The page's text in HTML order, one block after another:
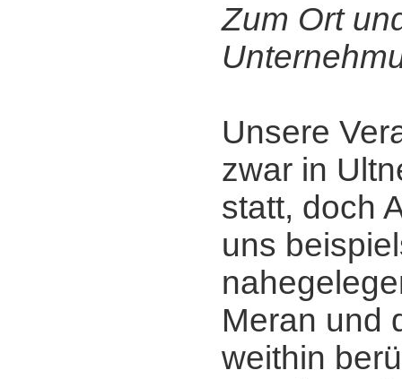
Zum Ort
Unsere
zwar in
statt, doch
uns
Meran und
weithin